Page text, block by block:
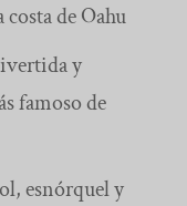
de Oahu
y
famoso de
esnórquel y